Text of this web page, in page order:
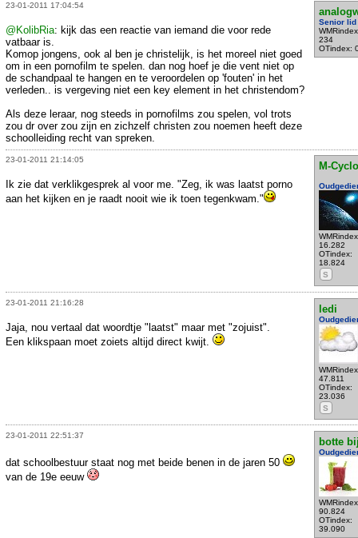
23-01-2011 17:04:54
Senior lid
234
OTindex:
@KolibRia: kijk das een reactie van iemand die voor rede
vatbaar is.
Komop jongens, ook al ben je christelijk, is het moreel niet goed
om in een pornofilm te spelen. dan nog hoef je die vent niet op
de schandpaal te hangen en te veroordelen op 'fouten' in het
verleden.. is vergeving niet een key element in het christendom?
Als deze leraar, nog steeds in pornofilms zou spelen, vol trots
zou dr over zou zijn en zichzelf christen zou noemen heeft deze
schoolleiding recht van spreken.
23-01-2011 21:14:05
M-
16.282
OTindex:
18.824
S
Ik zie dat verklikgesprek al voor me. "Zeg, ik was laatst porno
aan het kijken en je raadt nooit wie ik toen tegenkwam."
23-01-2011 21:16:28
ledi
47.811
OTindex:
23.036
S
Jaja, nou vertaal dat woordtje "laatst" maar met "zojuist".
Een klikspaan moet zoiets altijd direct kwijt.
23-01-2011 22:51:37
botte
90.824
OTindex:
39.090
dat schoolbestuur staat nog met beide benen in de jaren 50
van de 19e eeuw